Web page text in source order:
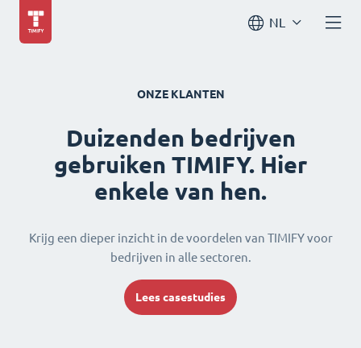
NL
ONZE KLANTEN
Duizenden bedrijven
gebruiken TIMIFY. Hier
enkele van hen.
Krijg een dieper inzicht in de voordelen van TIMIFY voor
bedrijven in alle sectoren.
Lees casestudies